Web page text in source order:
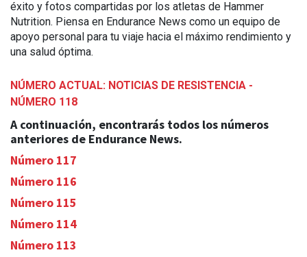
éxito y fotos compartidas por los atletas de Hammer
Nutrition. Piensa en Endurance News como un equipo de
apoyo personal para tu viaje hacia el máximo rendimiento y
una salud óptima.
NÚMERO ACTUAL: NOTICIAS DE RESISTENCIA -
NÚMERO 118
A continuación, encontrarás todos los números
anteriores de Endurance News.
Número 117
Número 116
Número 115
Número 114
Número 113